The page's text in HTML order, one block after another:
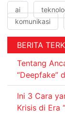
ai
komunikasi
BERITA
Tentang
“Deepfake”
Ini 3 Cara
Krisis di Era